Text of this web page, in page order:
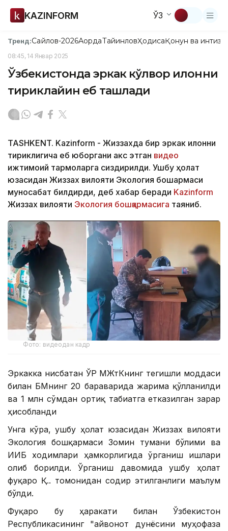
KAZINFORM ЎЗ
Тренд:Сайлов-2026АқордаТайинловҲодисаҚонун ва
08:45, 14 Январ 2025
Ўзбекистонда эркак кўлвор илонни
тириклайин еб ташлади
TASHKENT. Kazinform - Жиззахда бир эркак илонни
тириклигича еб юборгани акс этган видео
ижтимоий тармоқларга сиздирилди. Ушбу ҳолат
юзасидан Жиззах вилояти Экология бошқармаси
муносабат билдирди, деб хабар беради Kazinform
Жиззах вилояти Экология бошқармасига таяниб.
Фото: видеодан кадр
Эркакка нисбатан ЎР МЖтКнинг тегишли моддаси
билан БҲМнинг 20 бараварида жарима қўлланилди
ва 1 млн сўмдан ортиқ табиатга етказилган зарар
ҳисобланди
Унга кўра, ушбу ҳолат юзасидан Жиззах вилояти
Экология бошқармаси Зомин тумани бўлими ва
ИИБ ходимлари ҳамкорлигида ўрганиш ишлари
олиб борилди. Ўрганиш давомида ушбу ҳолат
фуқаро Қ.Ҳ. томонидан содир этилганлиги маълум
бўлди.
Фуқаро бу ҳаракати билан Ўзбекистон
Республикасининг "Ҳайвонот дунёсини муҳофаза